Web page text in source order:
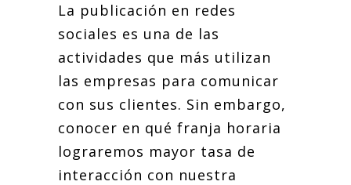
La publicación en redes
sociales es una de las
actividades que más utilizan
las empresas para comunicar
con sus clientes. Sin embargo,
conocer en qué franja horaria
lograremos mayor tasa de
interacción con nuestra